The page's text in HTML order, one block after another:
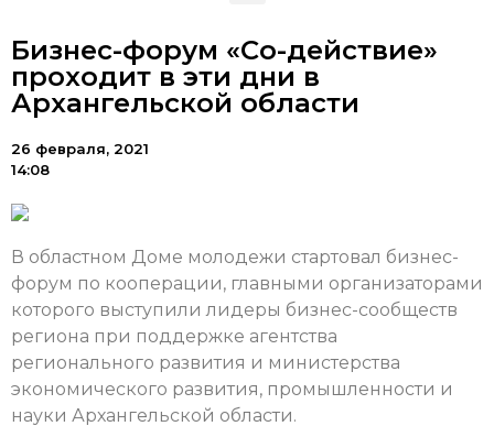
Бизнес-форум «Со-действие»
проходит в эти дни в
Архангельской области
26 февраля, 2021
14:08
В областном Доме молодежи стартовал бизнес-
форум по кооперации, главными организаторами
которого выступили лидеры бизнес-сообществ
региона при поддержке агентства
регионального развития и министерства
экономического развития, промышленности и
науки Архангельской области.